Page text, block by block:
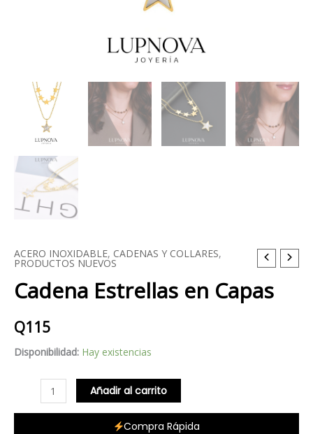
ACERO INOXIDABLE, CADENAS Y COLLARES,
PRODUCTOS NUEVOS
Cadena Estrellas en Capas
Q115
Disponibilidad: Hay existencias
Cadena
en
cantidad
Añadir al carrito
Compra Rápida